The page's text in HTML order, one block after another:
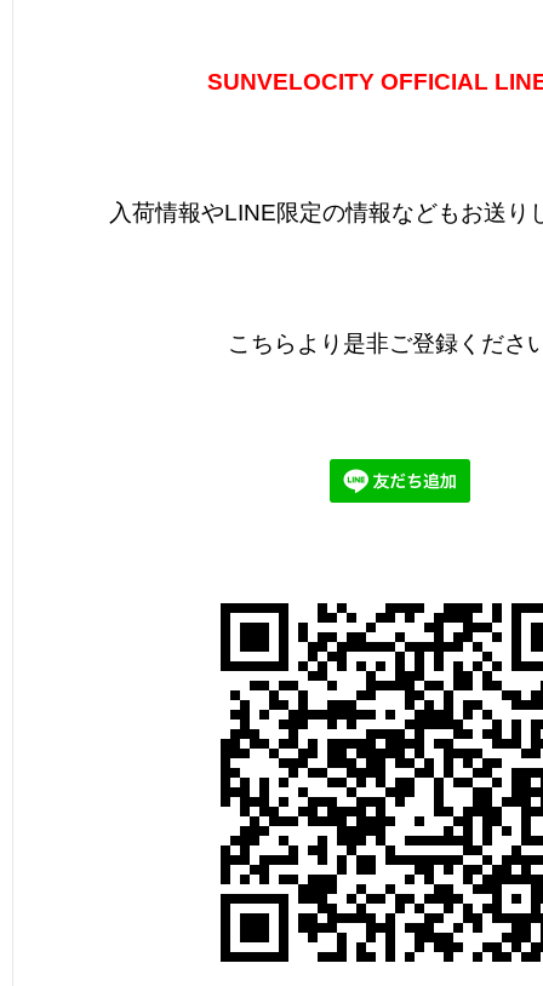
SUNVELOCITY OFFICIAL
入荷情報やLINE限定の情報などもお送り
こちらより是非ご登録くださ